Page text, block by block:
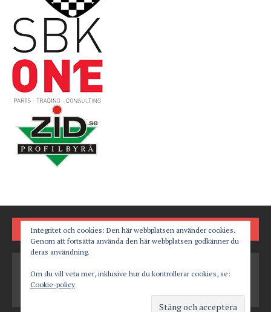
FÖLJ OSS PÅ
Integritet och cookies: Den här webbplatsen använder cookies.
Genom att fortsätta använda den här webbplatsen godkänner du
deras användning.
Om du vill veta mer, inklusive hur du kontrollerar cookies, se:
Cookie-policy